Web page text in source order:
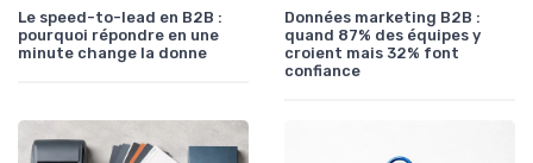
Le speed-to-lead en B2B :
pourquoi répondre en une
minute change la donne
Données marketing B2B :
quand 87% des équipes y
croient mais 32% font
confiance